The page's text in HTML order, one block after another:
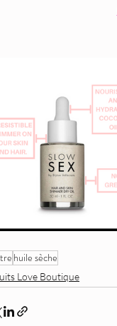
huile sèche
Love Boutique